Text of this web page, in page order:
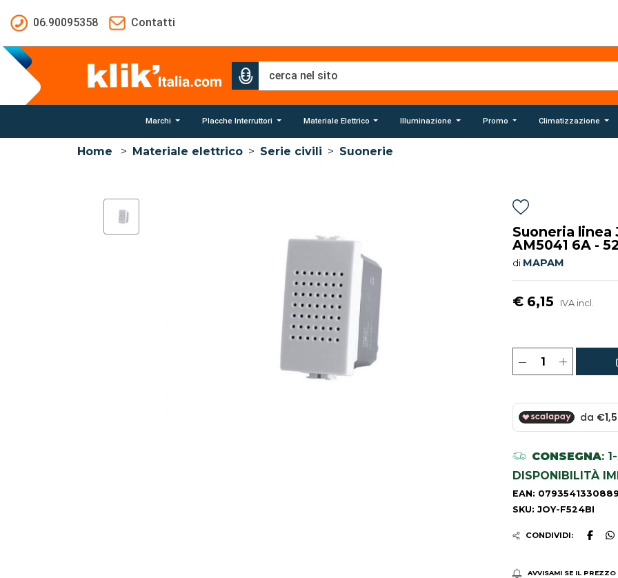
06.90095358
Contatti
Marchi Placche Interruttori Materiale Elettrico Illuminazione Promo Climatizzazione
Home > Materiale elettrico > Serie civili > Suonerie
Suoneria
AM5041 6A -
di MAPAM
€ 6,15 IVA incl.
CONSEGNA:
DISPONIBILITÀ
EAN: 0793541330889
SKU: JOY-F524BI
CONDIVIDI:
AVVISAMI SE IL PREZZO